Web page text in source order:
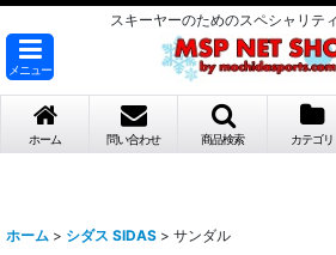
スキーヤーのためのスペシャリテ
メニュー
ホーム 問い合わせ 商品検索 カテゴリ
ホーム > シダス SIDAS > サンダル